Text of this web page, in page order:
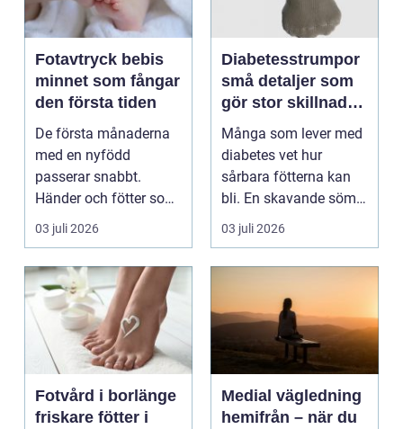
Fotavtryck bebis
minnet som fångar
den första tiden
De första månaderna
med en nyfödd
passerar snabbt.
Händer och fötter som
är mindre än någon
kunnat f...
03 juli 2026
Diabetesstrumpor
små detaljer som
gör stor skillnad
för känsliga fötter
Många som lever med
diabetes vet hur
sårbara fötterna kan
bli. En skavande söm,
en hård resår eller ...
03 juli 2026
Fotvård i borlänge
friskare fötter i
Medial vägledning
hemifrån – när du